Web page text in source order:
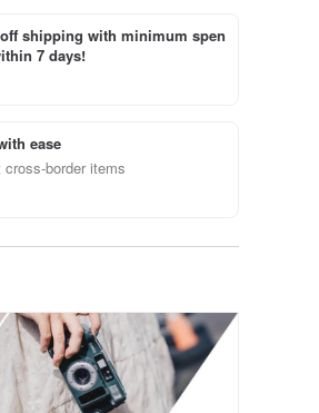
shipping with minimum spen
7 days!
ease
border items